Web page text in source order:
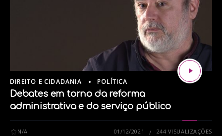
DIREITO E CIDADANIA POLÍTICA
Debates em torno da reforma
administrativa e do serviço público
N/A 01/12/2021 244 VISUALIZAÇÕES